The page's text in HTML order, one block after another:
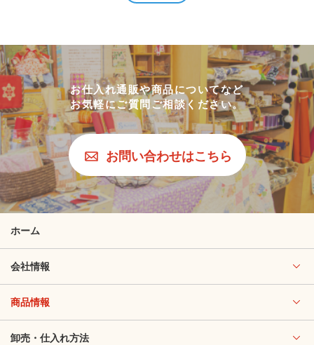
お仕入れ通販や商品についてなど
お気軽にご質問ご相談ください。
お問い合わせはこちら
ホーム
会社情報
商品情報
卸売・仕入れ方法